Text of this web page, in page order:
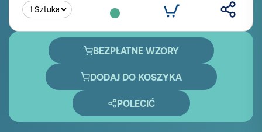
BEZPŁATNE WZORY
DODAJ DO KOSZYKA
POLECIĆ